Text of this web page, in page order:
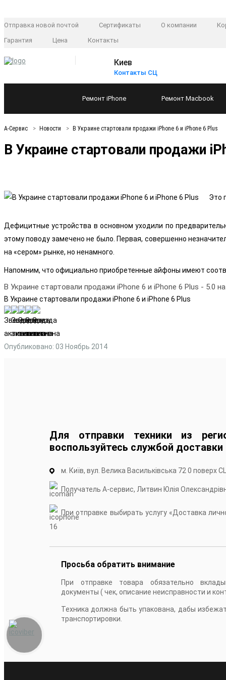
Отправка новой почтой Сертификаты О компании
Гарантия
Цена Контакты
Киев
Контакты СЦ
Ремонт iPhone Ремонт Macbook
А-Сервис Новости В Украине стартовали продажи iPhone 6 и iPhone 6 Plus
В Украине стартовали продажи
Это
Дефицитные устройства в основном уходили по
этому поводу замечено не было. Первая, совершенно
на «сером» рынке, но ненамного.
Напомним, что официально приобретенные айфоны имеют
В Украине стартовали продажи iPhone 6 и iPhone 6 Plus - 5.0
В Украине стартовали продажи iPhone 6 и iPhone 6 Plus
Опубликовано: 03 Ноябрь 2014
Для отправки техники из
воспользуйтесь службой доставки
м. Київ, вул. Велика Васильківська 72 0 поверх
Получатель А-сервис, Литвин Юлія
При отправке выбирать услугу «Доставка
16
Просьба обратить внимание
При отправке товара обязательно
документы ( чек, описание неисправности и
Техника должна быть упакована, дабы
транспортировки.